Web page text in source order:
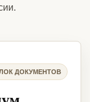
ДОКУМЕНТОВ